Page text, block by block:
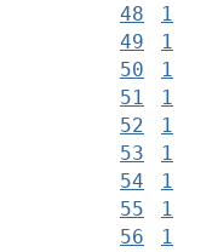
48
1
49
1
50
1
51
1
52
1
53
1
54
1
55
1
56
1